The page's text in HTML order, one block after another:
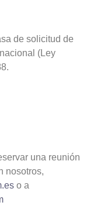
de solicitud de
(Ley
una reunión
nosotros,
o a